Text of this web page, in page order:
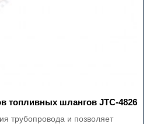
топливных шлангов JTC-4826
трубопровода и позволяет